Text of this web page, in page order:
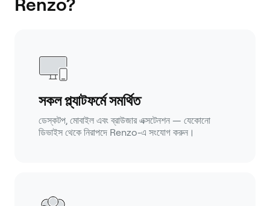
সকল প্ল্যাটফর্মে সমর্থিত
ডেস্কটপ, মোবাইল এবং ব্রাউজার এক্সটেনশন — যেকোনো
ডিভাইস থেকে নিরাপদে Renzo-এ সংযোগ করুন।